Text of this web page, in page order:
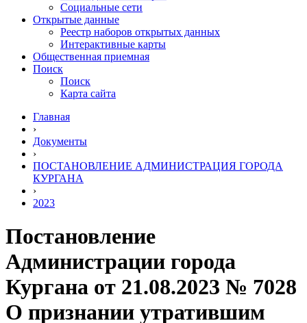
Социальные сети
Открытые данные
Реестр наборов открытых данных
Интерактивные карты
Общественная приемная
Поиск
Поиск
Карта сайта
Главная
›
Документы
›
ПОСТАНОВЛЕНИЕ АДМИНИСТРАЦИЯ ГОРОДА
КУРГАНА
›
2023
Постановление
Администрации города
Кургана от 21.08.2023 № 7028
О признании утратившим